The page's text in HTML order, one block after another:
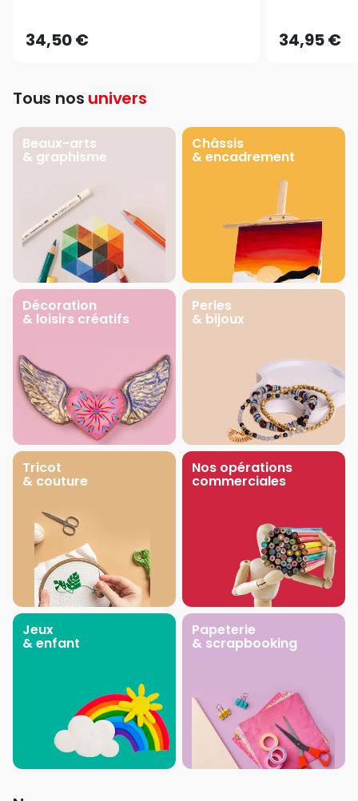
34,50 € 34,95 €
Tous nos univers
Beaux-arts
& graphisme
Châssis
& encadrement
Décoration
& loisirs créatifs
Perles
& bijoux
Tricot
& couture
Nos opérations
commerciales
Jeux
& enfant
Papeterie
& scrapbooking